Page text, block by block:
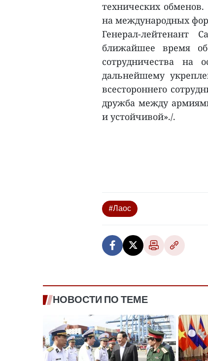
технических
на международных
Генерал-
ближайшее время
сотрудничества на
дальнейшему
всестороннего
дружба между
и устойчивой»./.
#Лаос
НОВОСТИ ПО ТЕМЕ